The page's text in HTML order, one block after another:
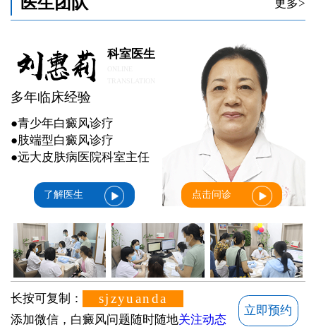
更多>
科室医生
多年临床经验
●青少年白癜风诊疗
●肢端型白癜风诊疗
●远大皮肤病医院科室主任
了解医生 点击问诊
长按可复制： sjzyuanda
添加微信，白癜风问题随时随地关注动态
立即预约